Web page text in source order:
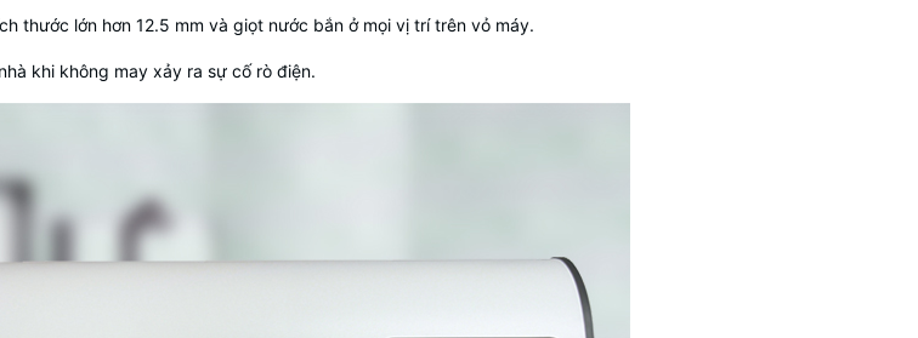
thước lớn hơn 12.5 mm và giọt nước bắn ở mọi vị trí trên vỏ máy.
khi không may xảy ra sự cố rò điện.